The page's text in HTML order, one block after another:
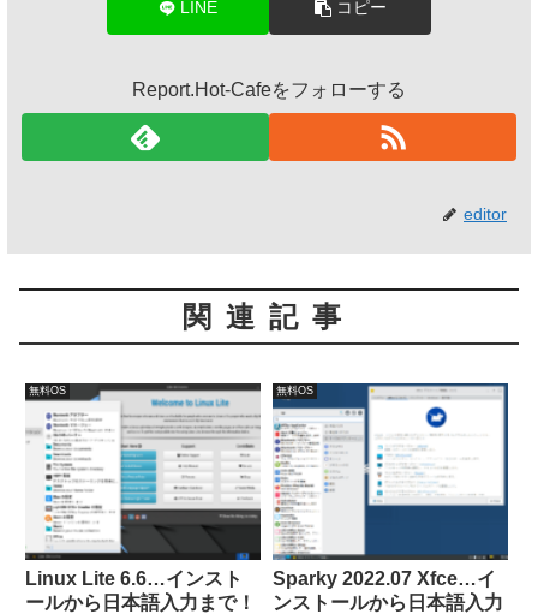
LINE コピー
Report.Hot-Cafeをフォローする
editor
関連記事
無料OS
Linux Lite 6.6…インスト
ールから日本語入力まで！
無料OS
Sparky 2022.07 Xfce…イ
ンストールから日本語入力